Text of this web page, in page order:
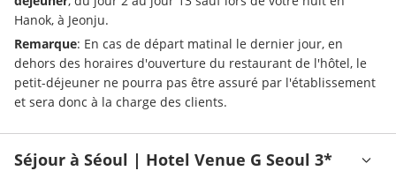
Hanok, à Jeonju.
Remarque: En cas de départ matinal le dernier jour, en
dehors des horaires d'ouverture du restaurant de l'hôtel, le
petit-déjeuner ne pourra pas être assuré par l'établissement
et sera donc à la charge des clients.
Séjour à Séoul | Hotel Venue G Seoul 3*